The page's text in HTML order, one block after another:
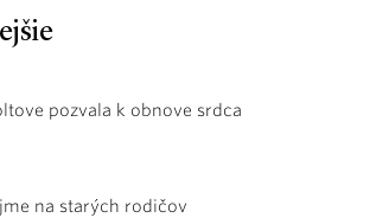
pozvala k obnove srdca
na starých rodičov